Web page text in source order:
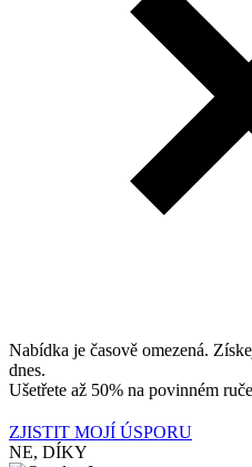
Nabídka je časově omezená.
dnes.
Ušetřete až 50% na povinném
ZJISTIT MOJÍ ÚSPORU
NE, DÍKY